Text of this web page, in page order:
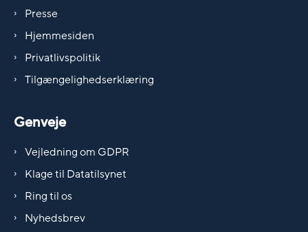
Presse
Hjemmesiden
Privatlivspolitik
Tilgængelighedserklæring
Genveje
Vejledning om GDPR
Klage til Datatilsynet
Ring til os
Nyhedsbrev